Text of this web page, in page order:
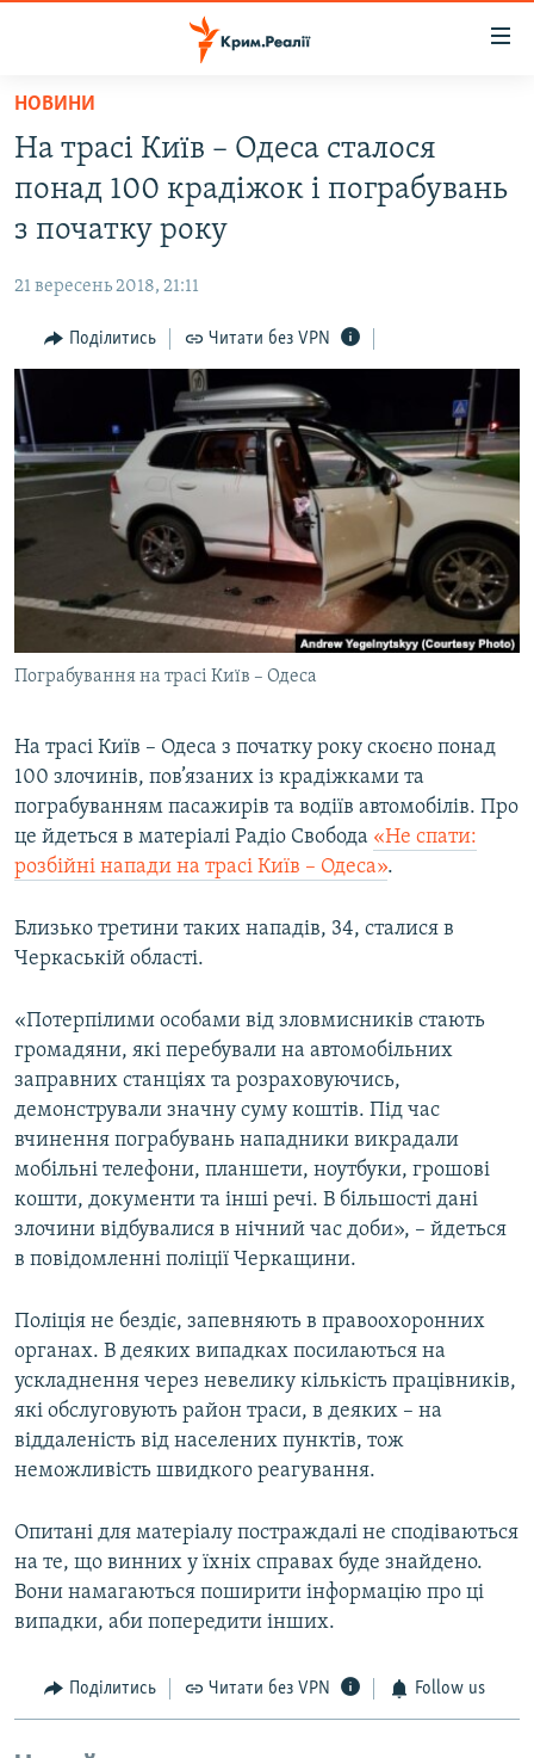
Перейти
основного
матеріалу
до
основної
навігації
Перейти
до
пошуку
ВОДА.КРИМ
БЛОГИ
ПОГЛЯД
ІНТЕРВ'Ю
ВСЕ ЗА ДЕНЬ
СПЕЦПРОЕКТИ
ДЕПОРТАЦІЯ
ВІДЕОУРОКИ «ELIFBE»
СВІДЧЕННЯ ОКУПАЦІЇ
ІНФОГРАФІКА
ЯК ОБІЙТИ БЛОКУВАННЯ
Qırımtatar
ДОЛУЧАЙСЯ!
Усі сайти RFE/RL
НОВИНИ
На трасі Київ – Одеса сталося
понад 100 крадіжок і пограбувань
з початку року
21 вересень 2018, 21:11
Поділитись Читати без VPN
Пограбування на трасі Київ – Одеса
На трасі Київ – Одеса з початку року скоєно понад
100 злочинів, пов’язаних із крадіжками та
пограбуванням пасажирів та водіїв автомобілів. Про
це йдеться в матеріалі Радіо Свобода «Не спати:
розбійні напади на трасі Київ – Одеса».
Близько третини таких нападів, 34, сталися в
Черкаській області.
«Потерпілими особами від зловмисників стають
громадяни, які перебували на автомобільних
заправних станціях та розраховуючись,
демонстрували значну суму коштів. Під час
вчинення пограбувань нападники викрадали
мобільні телефони, планшети, ноутбуки, грошові
кошти, документи та інші речі. В більшості дані
злочини відбувалися в нічний час доби», – йдеться
в повідомленні поліції Черкащини.
Поліція не бездіє, запевняють в правоохоронних
органах. В деяких випадках посилаються на
ускладнення через невелику кількість працівників,
які обслуговують район траси, в деяких – на
віддаленість від населених пунктів, тож
неможливість швидкого реагування.
Опитані для матеріалу постраждалі не сподіваються
на те, що винних у їхніх справах буде знайдено.
Вони намагаються поширити інформацію про ці
випадки, аби попередити інших.
Поділитись Читати без VPN Follow us